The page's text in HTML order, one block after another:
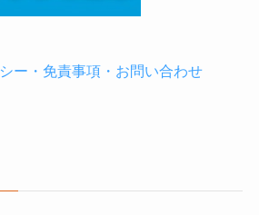
ー・免責事項・お問い合わせ